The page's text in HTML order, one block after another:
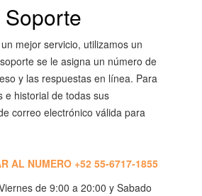
mejor servicio, utilizamos un
se le asigna un número de
y las respuestas en línea. Para
e historial de todas sus
correo electrónico válida para
AL NUMERO +52 55-6717-1855
de 9:00 a 20:00 y Sabado